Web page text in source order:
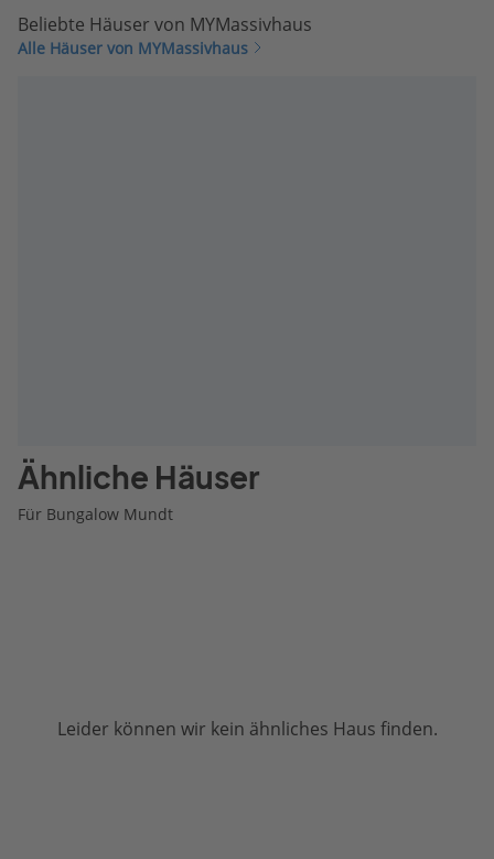
Beliebte Häuser von MYMassivhaus
Alle Häuser von MYMassivhaus
Ähnliche Häuser
Für Bungalow Mundt
Leider können wir kein ähnliches Haus finden.